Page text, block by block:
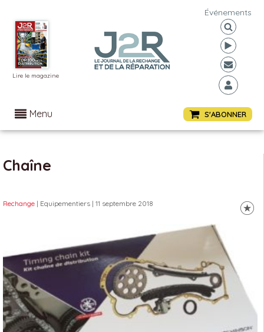
Lire le magazine
Événements
Menu S'ABONNER
Chaîne
Rechange | Equipementiers | 11 septembre 2018